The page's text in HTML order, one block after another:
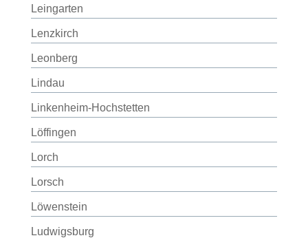
Leingarten
Lenzkirch
Leonberg
Lindau
Linkenheim-Hochstetten
Löffingen
Lorch
Lorsch
Löwenstein
Ludwigsburg